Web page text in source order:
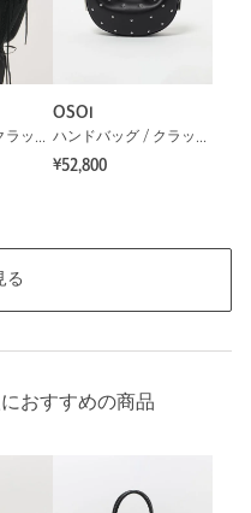
ハンドバッグ / クラッチバッグ
OSOI
ハンドバッグ / クラッチバッグ
¥52,800
る
おすすめの商品